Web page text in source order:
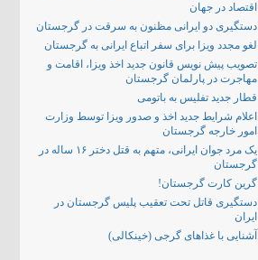
اقتصاد در جهان
دستگیری دو ایرانی مظنون به سرقت در گرجستان
لغو مجدد ویزا برای سفر اتباع ایرانی به گرجستان
تصویب پیش نویس قانون جدید اخذ ویزا، اقامت و
مهاجرت در پارلمان گرجستان
قطار جدید تفلیس به باتومی
اعلام شرایط جدید اخذ و صدور ویزا توسط وزارت
امور خارجه گرجستان
یک مرد جوان ایرانی، متهم به قتل دختر ۱۶ ساله در
گرجستان
گرین کارت گرجستان!
دستگیری قاتل تحت تعقیب پلیس گرجستان در
ایران
آشنایی با غذاهای گرجی (خینکالی)